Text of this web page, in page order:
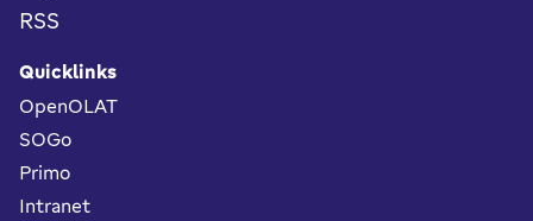
RSS
Quicklinks
OpenOLAT
SOGo
Primo
Intranet